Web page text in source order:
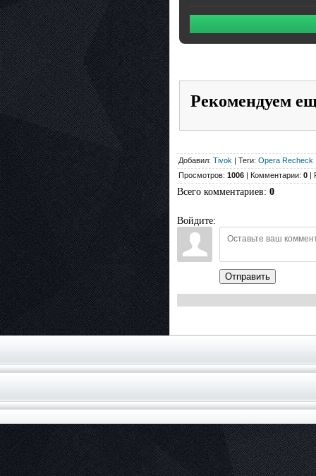
Рекомендуем
Добавил: Tivok | Теги: Opera Recheck
Просмотров: 1006 | Комментарии: 0 |
Всего комментариев: 0
Войдите:
Отправить